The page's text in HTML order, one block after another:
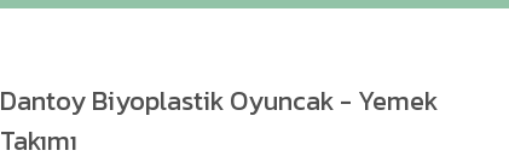
Dantoy Biyoplastik Oyuncak - Yemek
Takımı